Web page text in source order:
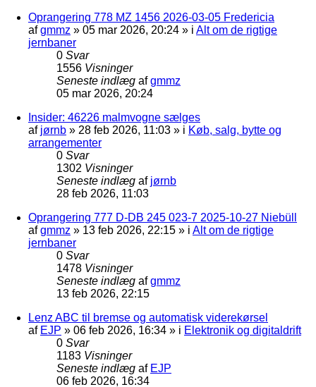
Oprangering 778 MZ 1456 2026-03-05 Fredericia
afgmmz » 05 mar 2026, 20:24 » i Alt om de rigtige
jernbaner
0 Svar
1556 Visninger
Seneste indlæg afgmmz
05 mar 2026, 20:24
Insider: 46226 malmvogne sælges
af jørnb » 28 feb 2026, 11:03 » i Køb, salg, bytte og
arrangementer
0 Svar
1302 Visninger
Seneste indlæg af jørnb
28 feb 2026, 11:03
Oprangering 777 D-DB 245 023-7 2025-10-27 Niebüll
afgmmz » 13 feb 2026, 22:15 » i Alt om de rigtige
jernbaner
0 Svar
1478 Visninger
Seneste indlæg afgmmz
13 feb 2026, 22:15
Lenz ABC til bremse og automatisk viderekørsel
af EJP » 06 feb 2026, 16:34 » i Elektronik og digitaldrift
0 Svar
1183 Visninger
Seneste indlæg af EJP
06 feb 2026, 16:34